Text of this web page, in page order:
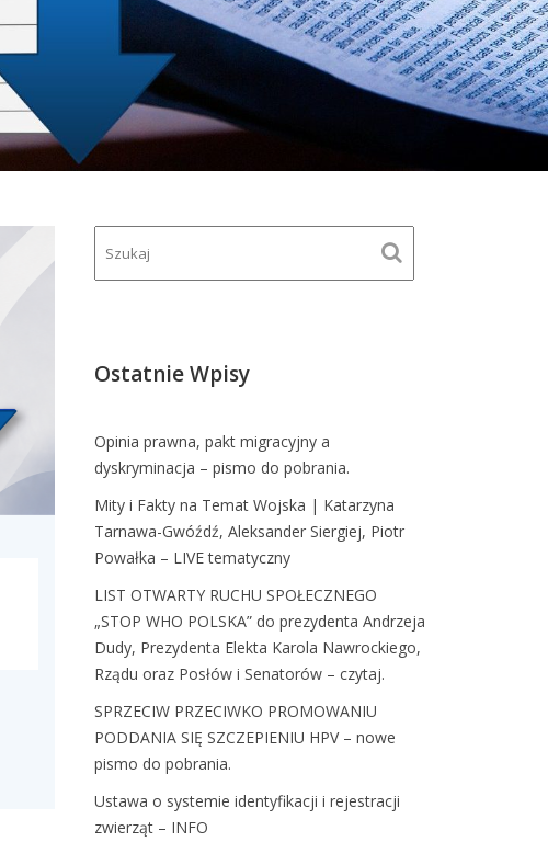
Ostatnie Wpisy
Opinia prawna, pakt migracyjny a
dyskryminacja – pismo do pobrania.
Mity i Fakty na Temat Wojska | Katarzyna
Tarnawa-Gwóźdź, Aleksander Siergiej, Piotr
Powałka – LIVE tematyczny
LIST OTWARTY RUCHU SPOŁECZNEGO
„STOP WHO POLSKA” do prezydenta Andrzeja
Dudy, Prezydenta Elekta Karola Nawrockiego,
Rządu oraz Posłów i Senatorów – czytaj.
SPRZECIW PRZECIWKO PROMOWANIU
PODDANIA SIĘ SZCZEPIENIU HPV – nowe
pismo do pobrania.
Ustawa o systemie identyfikacji i rejestracji
zwierząt – INFO